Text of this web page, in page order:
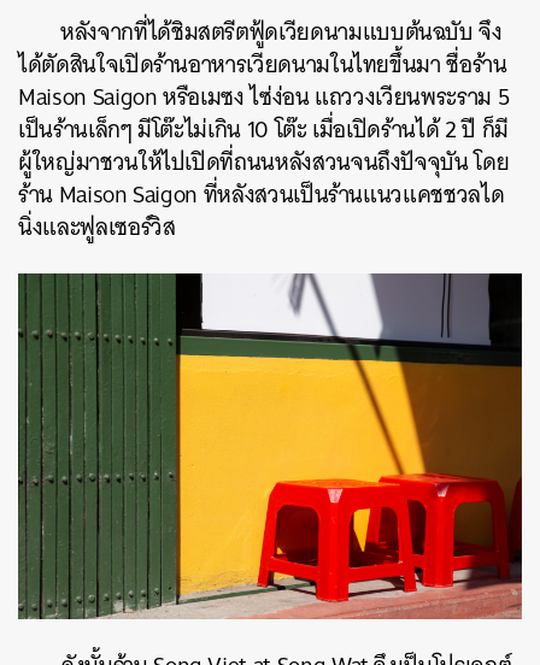
หลังจากที่ได้ชิมสตรีตฟู้ดเวียดนามแบบต้นฉบับ จึง
ได้ตัดสินใจเปิดร้านอาหารเวียดนามในไทยขึ้นมา ชื่อร้าน
Maison Saigon หรือเมซง ไซ่ง่อน แถววงเวียนพระราม 5
เป็นร้านเล็กๆ มีโต๊ะไม่เกิน 10 โต๊ะ เมื่อเปิดร้านได้ 2 ปี ก็มี
ผู้ใหญ่มาชวนให้ไปเปิดที่ถนนหลังสวนจนถึงปัจจุบัน โดย
ร้าน Maison Saigon ที่หลังสวนเป็นร้านแนวแคชชวลได
นิ่งและฟูลเซอร์วิส